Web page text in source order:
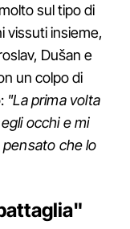
sul tipo di
vissuti insieme,
Dušan e
un colpo di
"La prima volta
occhi e mi
che lo